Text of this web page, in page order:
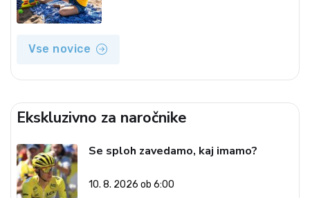
Vse novice
Ekskluzivno za naročnike
Se sploh zavedamo, kaj imamo?
10. 8. 2026 ob 6:00